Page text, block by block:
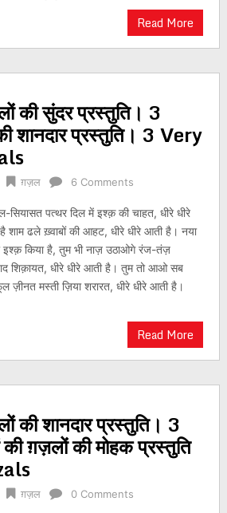
Read More
की सुंदर प्रस्तुति। 3
शानदार प्रस्तुति। 3 Very
ग़ज़ल 6 Comments
सियासत पत्थर दिल में इश्क़ की चाहत, धीरे धीरे
शाम ढले ख़्वाबों की आहट, धीरे धीरे आती है। नया
इश्क़ किया है, तुम भी नाज़ उठाओगे रंज-तंज़
शिक़ायत, धीरे धीरे आती है। तुम तो आओ सब
ज़ीनत मस्ती ज़िया शरारत, धीरे धीरे आती है।
Read More
शानदार प्रस्तुति। 3
ग़ज़लों की मोहक प्रस्तुति
ग़ज़ल 0 Comments